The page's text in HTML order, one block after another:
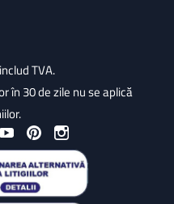
TVA.
în 30 de zile nu se aplică